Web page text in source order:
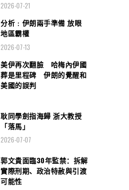
2026-07-21
分析﹕伊朗兩手準備 放眼
地區霸權
2026-07-13
美伊再次翻臉 哈梅內伊國
葬是里程碑 伊朗的覺醒和
美國的誤判
耿同學劍指海歸 浙大教授
「落馬」
2026-07-07
郭文貴面臨30年監禁：拆解
實際刑期、政治特赦與引渡
可能性